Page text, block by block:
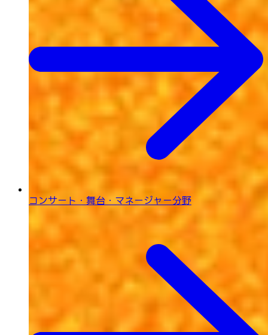
コンサート・舞台・ マネージャー分野